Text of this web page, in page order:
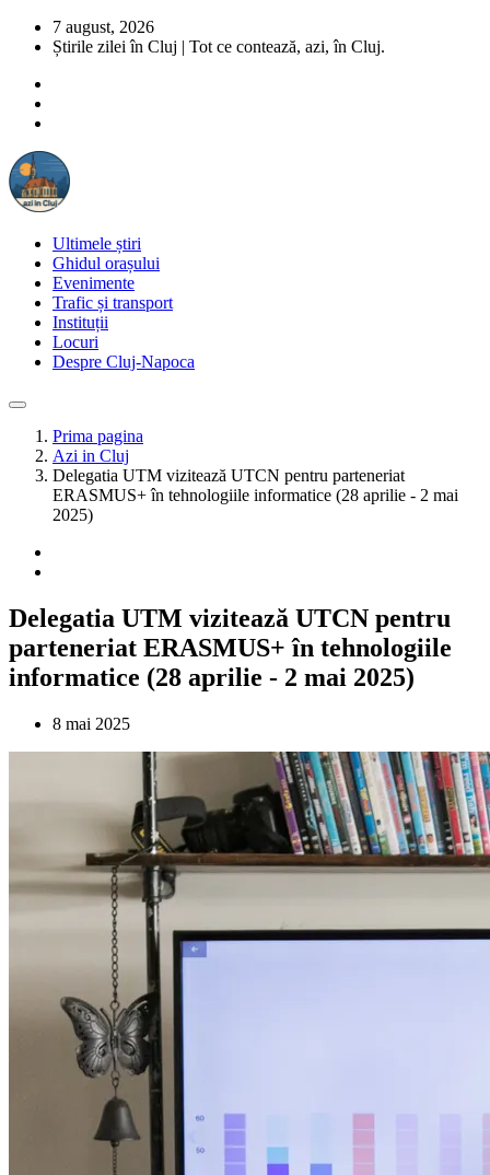
7 august, 2026
Știrile zilei în Cluj | Tot ce contează, azi, în Cluj.
Ultimele știri
Ghidul orașului
Evenimente
Trafic și transport
Instituții
Locuri
Despre Cluj-Napoca
Prima pagina
Azi in Cluj
Delegatia UTM vizitează UTCN pentru parteneriat
ERASMUS+ în tehnologiile informatice (28 aprilie - 2 mai
2025)
Delegatia UTM vizitează UTCN pentru
parteneriat ERASMUS+ în tehnologiile
informatice (28 aprilie - 2 mai 2025)
8 mai 2025